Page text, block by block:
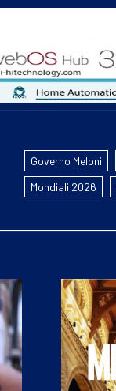
Governo Meloni
Mondiali 2026